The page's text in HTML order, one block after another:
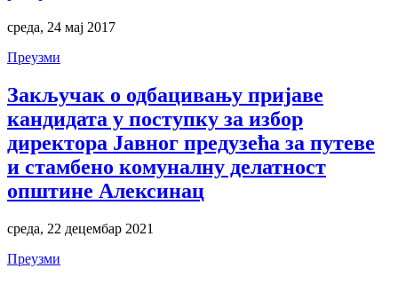
среда, 24 мај 2017
Преузми
Закључак о одбацивању пријаве
кандидата у поступку за избор
директора Јавног предузећа за путеве
и стамбено комуналну делатност
општине Алексинац
среда, 22 децембар 2021
Преузми